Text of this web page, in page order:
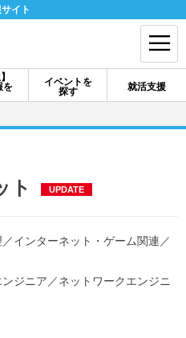
イト
を
イベントを
探す
就活支援
ログイン
を探す
インターンを探す
ト UPDATE
／インターネット・ゲーム関連 ／
ジニア ／ネットワークエンジニ